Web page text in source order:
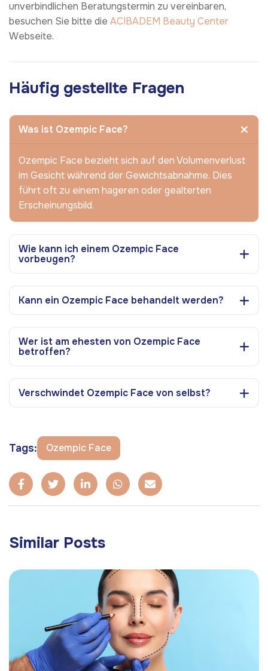
unverbindlichen Beratungstermin zu vereinbaren,
besuchen Sie bitte die ACIBADEM Beauty Center
Webseite.
Häufig gestellte Fragen
Was ist Ozempic Face?
Ozempic Face bezieht sich auf den Volumenverlust
im Gesicht während der Gewichtsabnahme. Dies
führt oft zu einem hageren oder gealterten
Erscheinungsbild.
Wie kann ich einem Ozempic Face
vorbeugen?
Kann ein Ozempic Face behandelt werden?
Wer ist am ehesten von Ozempic Face
betroffen?
Verschwindet Ozempic Face von selbst?
Tags: Ozempic Face
Similar Posts